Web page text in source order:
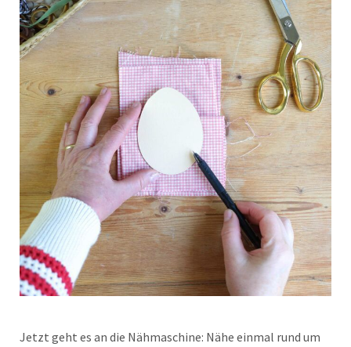
Jetzt geht es an die Nähmaschine: Nähe einmal rund um